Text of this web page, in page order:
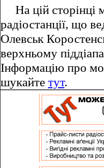
На цій сторінці
радіостанції, що
Олевськ
верхньому
Інформацію про
шукайте тут.